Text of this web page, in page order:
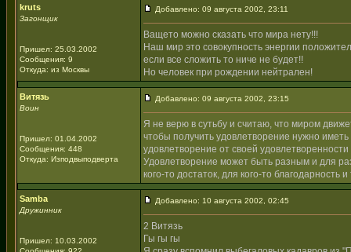
kruts
Загонщик
Пришел: 25.03.2002
Сообщения: 9
Откуда: из Москвы
Добавлено: 09 августа 2002, 23:11
Ващето можно сказать что мира нету!!!
Наш мир это совокупность энергии
если все сложить то ниче не будет!!
Но человек при рождении нейтрален!
Витязь
Воин
Пришел: 01.04.2002
Сообщения: 448
Откуда: Изподвыподверта
Добавлено: 09 августа 2002, 23:15
Я не верю в сутьбу и считаю, что миром
чтобы получить удовлетворение нужно
удовлетворение от своей
Удовлетворение может быть разным и для
кого-то достаток, для кого-то
Samba
Дружинник
Пришел: 10.03.2002
Добавлено: 10 августа 2002, 02:45
2 Витязь
Гы гы гы